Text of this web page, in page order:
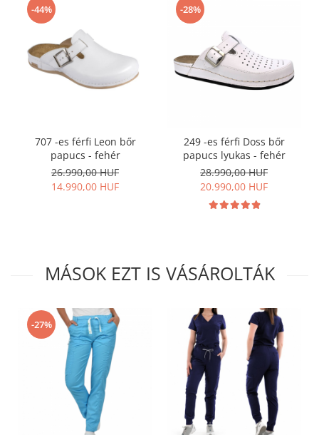
-44%
707 -es férfi Leon bőr
papucs - fehér
26.990,00 HUF
14.990,00 HUF
-28%
249 -es férfi Doss bőr
papucs lyukas - fehér
28.990,00 HUF
20.990,00 HUF
MÁSOK EZT IS VÁSÁROLTÁK
-27%